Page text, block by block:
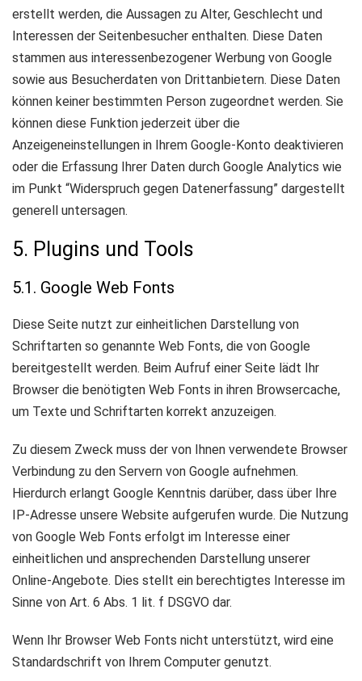
erstellt werden, die Aussagen zu Alter, Geschlecht und
Interessen der Seitenbesucher enthalten. Diese Daten
stammen aus interessenbezogener Werbung von Google
sowie aus Besucherdaten von Drittanbietern. Diese Daten
können keiner bestimmten Person zugeordnet werden. Sie
können diese Funktion jederzeit über die
Anzeigeneinstellungen in Ihrem Google-Konto deaktivieren
oder die Erfassung Ihrer Daten durch Google Analytics wie
im Punkt “Widerspruch gegen Datenerfassung” dargestellt
generell untersagen.
5. Plugins und Tools
5.1. Google Web Fonts
Diese Seite nutzt zur einheitlichen Darstellung von
Schriftarten so genannte Web Fonts, die von Google
bereitgestellt werden. Beim Aufruf einer Seite lädt Ihr
Browser die benötigten Web Fonts in ihren Browsercache,
um Texte und Schriftarten korrekt anzuzeigen.
Zu diesem Zweck muss der von Ihnen verwendete Browser
Verbindung zu den Servern von Google aufnehmen.
Hierdurch erlangt Google Kenntnis darüber, dass über Ihre
IP-Adresse unsere Website aufgerufen wurde. Die Nutzung
von Google Web Fonts erfolgt im Interesse einer
einheitlichen und ansprechenden Darstellung unserer
Online-Angebote. Dies stellt ein berechtigtes Interesse im
Sinne von Art. 6 Abs. 1 lit. f DSGVO dar.
Wenn Ihr Browser Web Fonts nicht unterstützt, wird eine
Standardschrift von Ihrem Computer genutzt.